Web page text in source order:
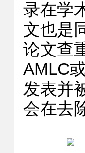
录在学
文也是
论文查
AMLC
发表并
会在去